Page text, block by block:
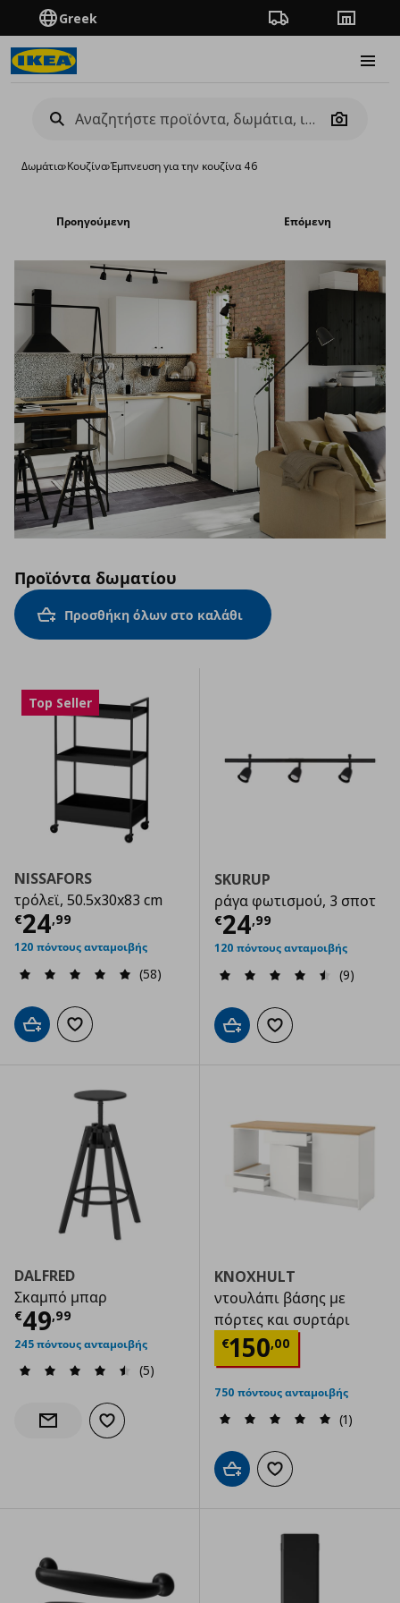
Greek Πορεία παραγγελίας
Camera
Δωμάτια›Κουζίνα›Έμπνευση για την κουζίνα 46
Προηγούμενη Επόμενη
Προϊόντα δωματίου
Προσθήκη όλων στο καλάθι
Top Seller
NISSAFORS
τρόλεϊ, 50.5x30x83 cm
€24,99
Τρέχουσα τιμή € 24,99
120 πόντους ανταμοιβής
(58)
Προσθήκη στο καλάθι
Προσθήκη στα αγαπημένα
SKURUP
ράγα φωτισμού, 3 σποτ
€24,99
Τρέχουσα
120 πόντους ανταμοιβής
(9)
Προσθήκη στο καλάθι
Προσθήκη στα
DALFRED
Σκαμπό μπαρ
€49,99
Τρέχουσα τιμή € 49,99
245 πόντους ανταμοιβής
(5)
Ενημέρωση διαθεσιμότητας
Προσθήκη στα αγαπημένα
KNOXHULT
ντουλάπι βάσης με
πόρτες και συρτάρι
€150,00
Τρέχουσα
750 πόντους ανταμοιβής
(1)
Προσθήκη στο καλάθι
Προσθήκη στα